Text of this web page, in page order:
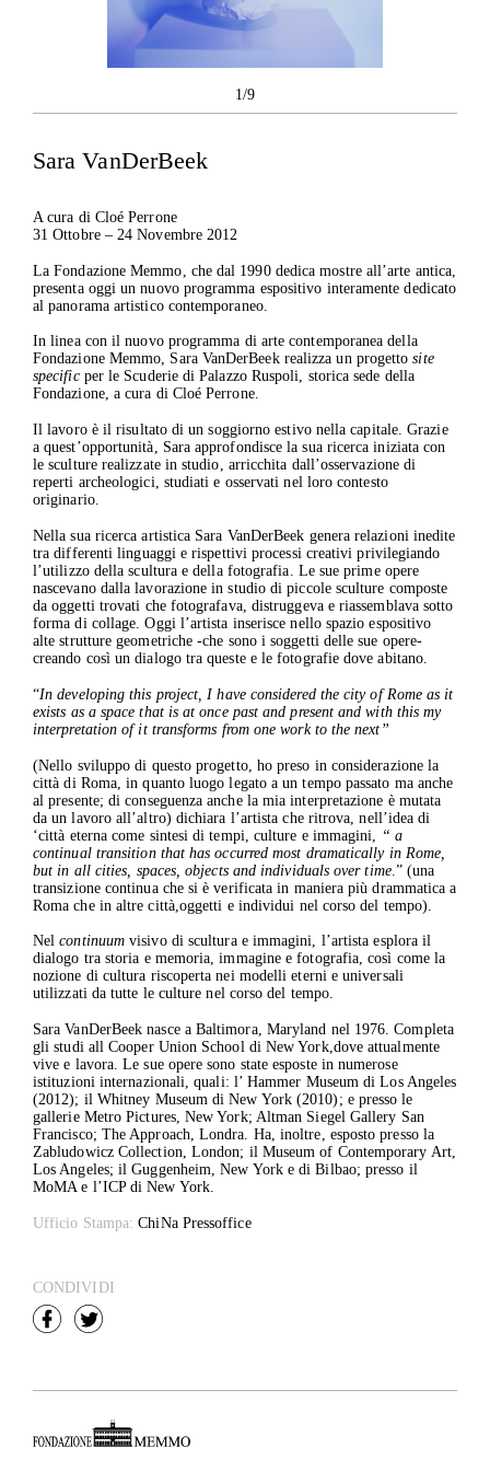
Mostre
In corso
Passate
Attività
Cataloghi
Press
1/9
Sara VanDerBeek
A cura di Cloé Perrone
31 Ottobre – 24 Novembre 2012
La Fondazione Memmo, che dal 1990 dedica mostre all’arte antica,
presenta oggi un nuovo programma espositivo interamente dedicato
al panorama artistico contemporaneo.
In linea con il nuovo programma di arte contemporanea della
Fondazione Memmo, Sara VanDerBeek realizza un progettosite
specificper le Scuderie di Palazzo Ruspoli, storica sede della
Fondazione, a cura di Cloé Perrone.
Il lavoro è il risultato di un soggiorno estivo nella capitale. Grazie
a quest’opportunità, Sara approfondisce la sua ricerca iniziata con
le sculture realizzate in studio, arricchita dall’osservazione di
reperti archeologici, studiati e osservati nel loro contesto
originario.
Nella sua ricerca artistica Sara VanDerBeek genera relazioni inedite
tra differenti linguaggi e rispettivi processi creativi privilegiando
l’utilizzo della scultura e della fotografia. Le sue prime opere
nascevano dalla lavorazione in studio di piccole sculture composte
da oggetti trovati che fotografava, distruggeva e riassemblava sotto
forma di collage. Oggi l’artista inserisce nello spazio espositivo
alte strutture geometriche -che sono i soggetti delle sue opere-
creando così un dialogo tra queste e le fotografie dove abitano.
“In developing this project, I have considered the city of Rome as it
exists as a space that is at once past and present and with this my
interpretation of it transforms from one work to the next”
(Nello sviluppo di questo progetto, ho preso in considerazione la
città di Roma, in quanto luogo legato a un tempo passato ma anche
al presente; di conseguenza anche la mia interpretazione è mutata
da un lavoro all’altro) dichiara l’artista che ritrova, nell’idea di
‘città eterna come sintesi di tempi, culture e immagini,
“ a
continual transition that has occurred most dramatically in Rome,
but in all cities, spaces, objects and individuals over time.” (una
transizione continua che si è verificata in maniera più drammatica a
Roma che in altre città,oggetti e individui nel corso del tempo).
Nelcontinuum visivo di scultura e immagini, l’artista esplora il
dialogo tra storia e memoria, immagine e fotografia, così come la
nozione di cultura riscoperta nei modelli eterni e universali
utilizzati da tutte le culture nel corso del tempo.
Sara VanDerBeek nasce a Baltimora, Maryland nel 1976. Completa
gli studi all Cooper Union School di New York,dove attualmente
vive e lavora. Le sue opere sono state esposte in numerose
istituzioni internazionali, quali: l’ Hammer Museum di Los Angeles
(2012); il Whitney Museum di New York (2010); e presso le
gallerie Metro Pictures, New York; Altman Siegel Gallery San
Francisco; The Approach, Londra. Ha, inoltre, esposto presso la
Zabludowicz Collection, London; il Museum of Contemporary Art,
Los Angeles; il Guggenheim, New York e di Bilbao; presso il
MoMA e l’ICP di New York.
Ufficio Stampa:ChiNa Pressoffice
CONDIVIDI